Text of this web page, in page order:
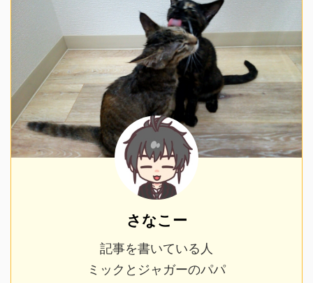
さなこー
記事を書いている人
ミックとジャガーのパパ